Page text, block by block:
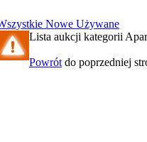
Nowe Używane
Lista aukcji kategorii
Powrót do poprzedniej